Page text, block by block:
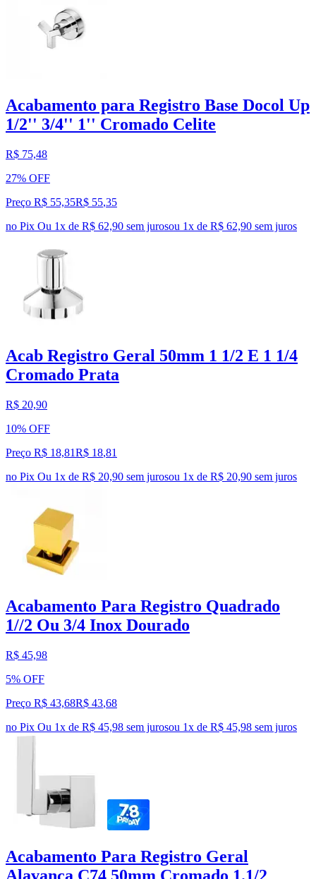
Acabamento para Registro Base Docol Up
1/2'' 3/4'' 1'' Cromado Celite
R$ 75,48
27% OFF
Preço R$ 55,35R$ 55,35
no Pix Ou 1x de R$ 62,90 sem jurosou 1x de R$ 62,90 sem juros
Acab Registro Geral 50mm 1 1/2 E 1 1/4
Cromado Prata
R$ 20,90
10% OFF
Preço R$ 18,81R$ 18,81
no Pix Ou 1x de R$ 20,90 sem jurosou 1x de R$ 20,90 sem juros
Acabamento Para Registro Quadrado
1//2 Ou 3/4 Inox Dourado
R$ 45,98
5% OFF
Preço R$ 43,68R$ 43,68
no Pix Ou 1x de R$ 45,98 sem jurosou 1x de R$ 45,98 sem juros
Acabamento Para Registro Geral
Alavanca C74 50mm Cromado 1.1/2